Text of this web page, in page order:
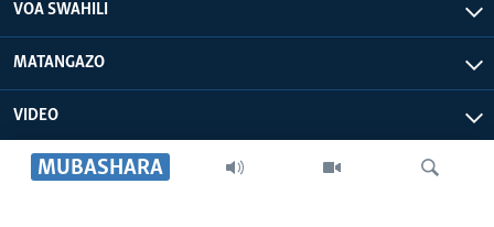
MUBASHARA
VOA SWAHILI
MATANGAZO
VIDEO
VOA AFRICA